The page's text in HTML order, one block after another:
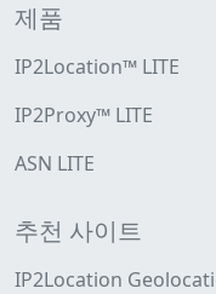
제품
IP2Location™ LITE
IP2Proxy™ LITE
ASN LITE
추천 사이트
IP2Location